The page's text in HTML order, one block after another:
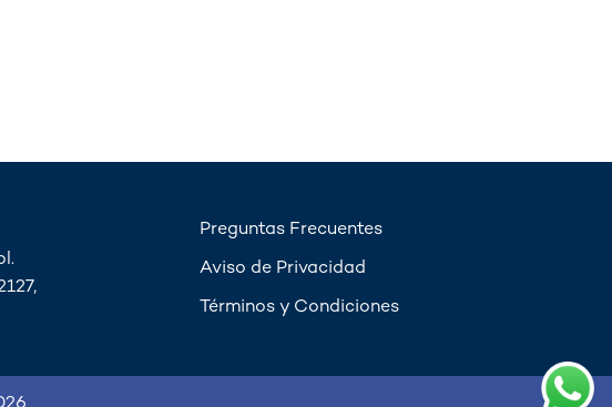
Preguntas Frecuentes
Aviso de Privacidad
Términos y Condiciones